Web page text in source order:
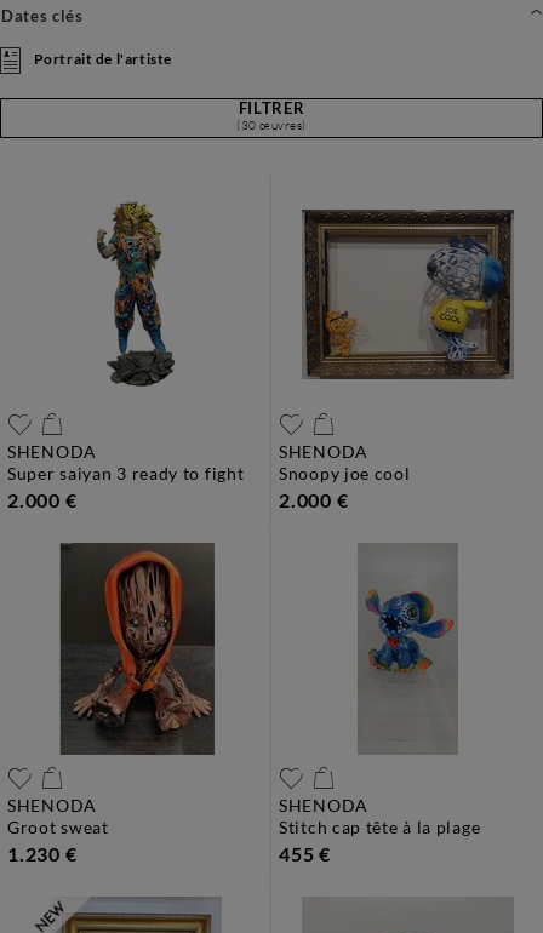
Dates clés
Portrait de l'artiste
FILTRER
(30 œuvres)
SHENODA
super saiyan 3 ready to fight
2.000 €
SHENODA
snoopy joe cool
2.000 €
SHENODA
groot sweat
1.230 €
SHENODA
stitch cap tête à la plage
455 €